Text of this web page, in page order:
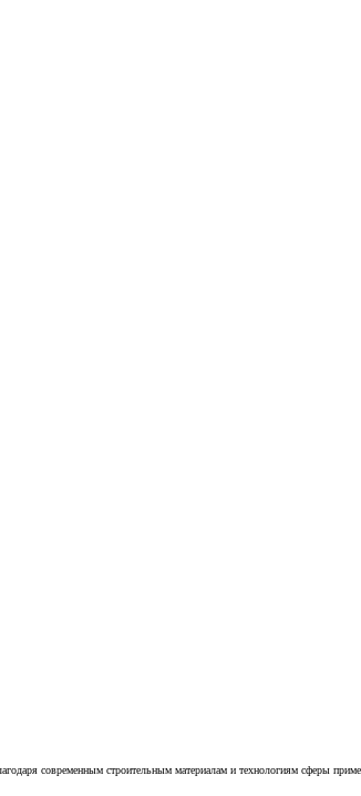
современным строительным материалам и технологиям сферы